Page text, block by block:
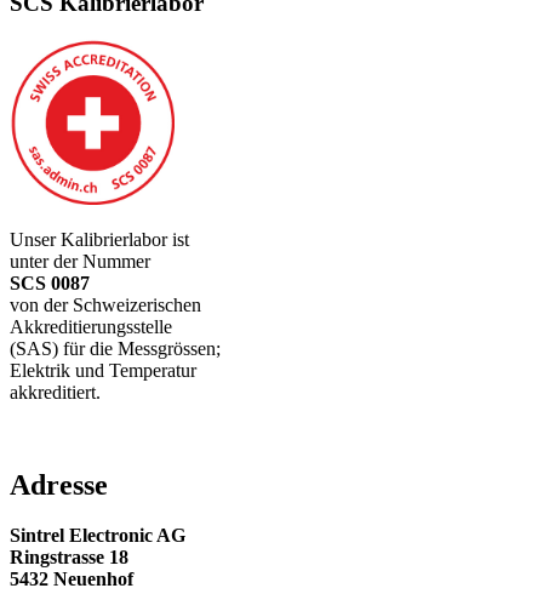
Unser Kalibrierlabor ist
unter der Nummer
SCS 0087
von der Schweizerischen
Akkreditierungsstelle
(SAS) für die Messgrössen;
Elektrik und Temperatur
akkreditiert.
Adresse
Sintrel Electronic AG
Ringstrasse 18
5432 Neuenhof